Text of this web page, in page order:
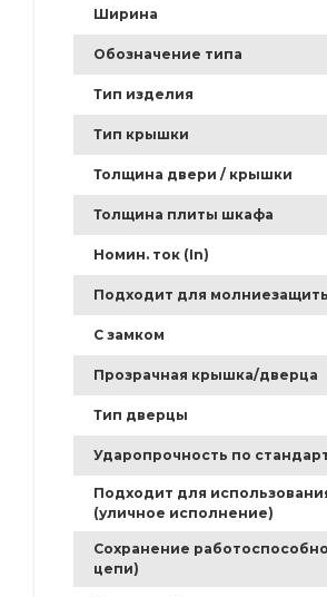
Ширина
Обозначение типа
Тип изделия
Тип крышки
Толщина двери / крышки
Толщина плиты шкафа
Номин. ток (In)
Подходит для
С замком
Прозрачная крышка/дверца
Тип дверцы
Ударопрочность по
Подходит для
(уличное исполнение)
Сохранение
цепи)